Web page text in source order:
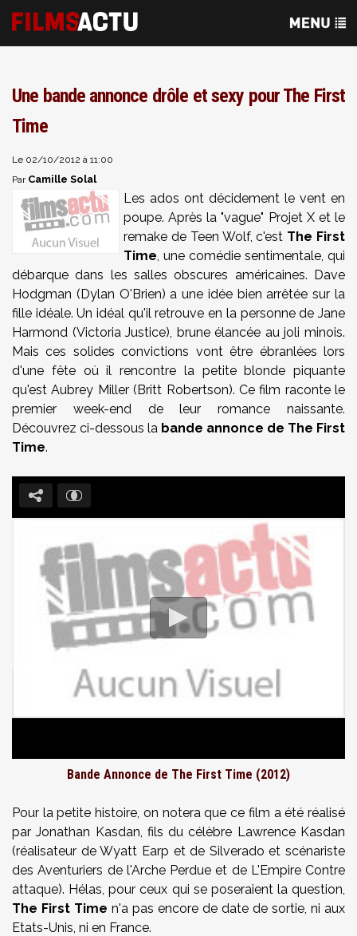
Une bande annonce drôle et sexy pour The First
Time
Le 02/10/2012 à 11:00
Par Camille Solal
Les ados ont décidement le vent en
poupe. Après la "vague" Projet X et le
remake de Teen Wolf, c'est The First
Time, une comédie sentimentale, qui
débarque dans les salles obscures américaines. Dave
Hodgman (Dylan O'Brien) a une idée bien arrêtée sur la
fille idéale. Un idéal qu'il retrouve en la personne de Jane
Harmond (Victoria Justice), brune élancée au joli minois.
Mais ces solides convictions vont être ébranlées lors
d'une fête où il rencontre la petite blonde piquante
qu'est Aubrey Miller (Britt Robertson). Ce film raconte le
premier week-end de leur romance naissante.
Découvrez ci-dessous la bande annonce de The First
Time.
Bande Annonce de The First Time (2012)
Pour la petite histoire, on notera que ce film a été réalisé
par Jonathan Kasdan, fils du célèbre Lawrence Kasdan
(réalisateur de Wyatt Earp et de Silverado et scénariste
des Aventuriers de l'Arche Perdue et de L'Empire Contre
attaque). Hélas, pour ceux qui se poseraient la question,
The First Time n'a pas encore de date de sortie, ni aux
Etats-Unis, ni en France.